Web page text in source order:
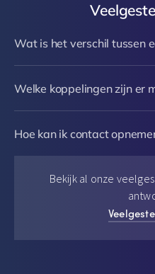
Wat is het verschil tussen
Welke koppelingen zijn er
Hoe kan ik contact
Bekijk al onze